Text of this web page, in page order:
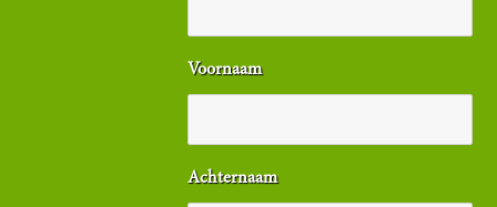
Voornaam
Achternaam